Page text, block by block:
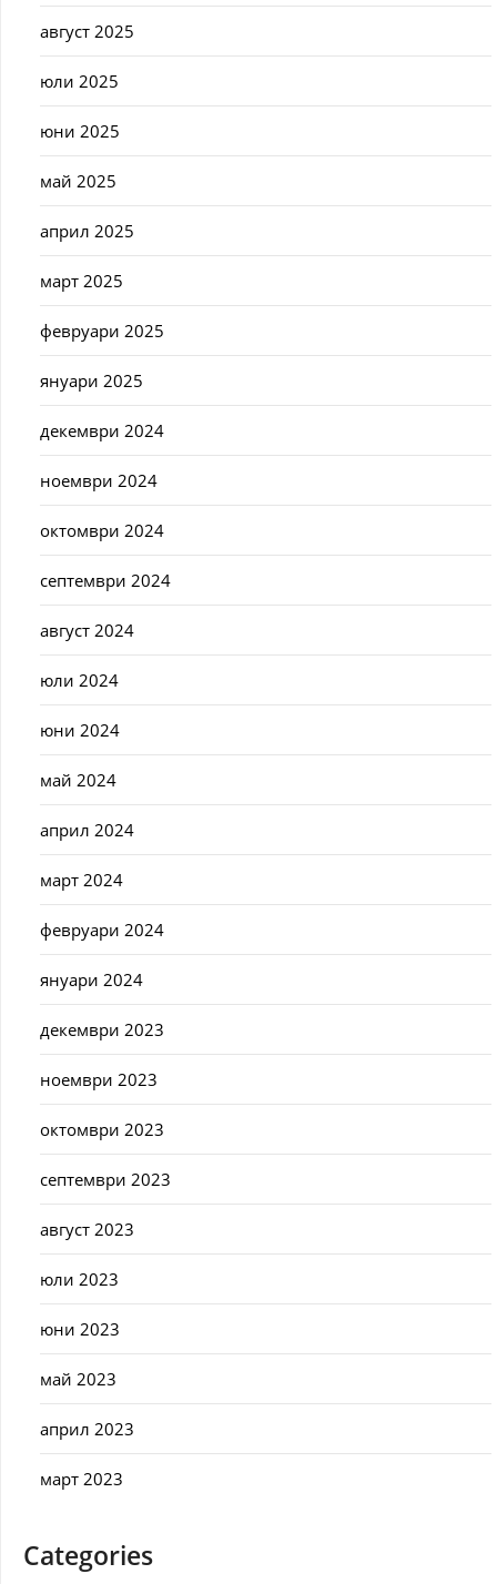
август 2025
юли 2025
юни 2025
май 2025
април 2025
март 2025
февруари 2025
януари 2025
декември 2024
ноември 2024
октомври 2024
септември 2024
август 2024
юли 2024
юни 2024
май 2024
април 2024
март 2024
февруари 2024
януари 2024
декември 2023
ноември 2023
октомври 2023
септември 2023
август 2023
юли 2023
юни 2023
май 2023
април 2023
март 2023
Categories